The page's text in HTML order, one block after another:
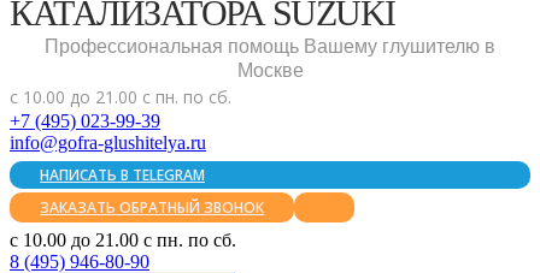
КАТАЛИЗАТОРА SUZUKI
Профессиональная помощь Вашему глушителю в
Москве
с 10.00 до 21.00 с пн. по сб.
+7 (495) 023-99-39
info@gofra-glushitelya.ru
НАПИСАТЬ В TELEGRAM
ЗАКАЗАТЬ ОБРАТНЫЙ ЗВОНОК
с 10.00 до 21.00 с пн. по сб.
8 (495) 946-80-90